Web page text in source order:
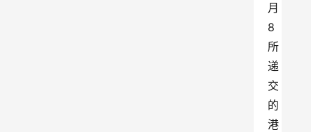
月
8
所
递
交
的
港